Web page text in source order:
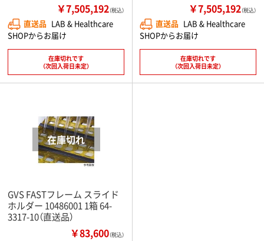
￥7,505,192（税込）
直送品 LAB & Healthcare
SHOPからお届け
在庫切れです
（次回入荷日未定）
￥7,505,192（税込）
直送品 LAB & Healthcare
SHOPからお届け
在庫切れです
（次回入荷日未定）
GVS FASTフレーム スライド
ホルダー 10486001 1箱 64-
3317-10（直送品）
￥83,600（税込）